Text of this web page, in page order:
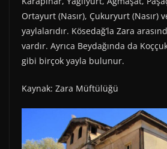
Ortayurt (Nasır), Çukuryurt (Nasır)
yaylalarıdır. Kösedağ’la Zara
vardır. Ayrıca Beydağında da
gibi birçok yayla bulunur.
Kaynak: Zara Müftülüğü